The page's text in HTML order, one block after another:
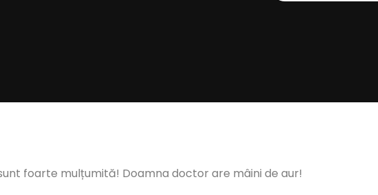
foarte mulțumită! Doamna doctor are mâini de aur!